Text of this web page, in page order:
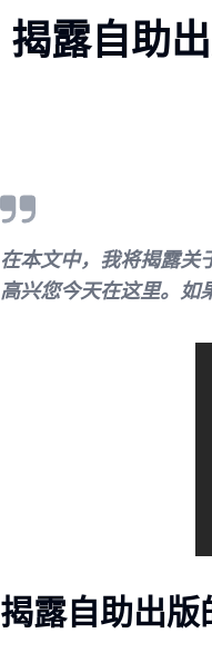
揭露自助
在本文中，我将揭露关
高兴您今天在这里。如
揭露自助出版